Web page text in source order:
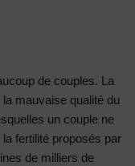
de couples. La
mauvaise qualité du
un couple ne
fertilité proposés par
de milliers de